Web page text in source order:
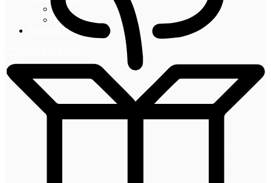
Блог
Новости
Контакты